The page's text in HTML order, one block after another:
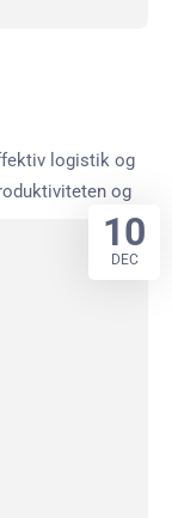
logistik og
og
10
DEC